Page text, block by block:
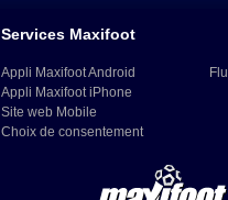
Services Maxifoot
Appli Maxifoot Android
Appli Maxifoot iPhone
Site web Mobile
Choix de consentement